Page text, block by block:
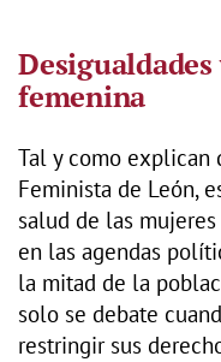
femenina
Tal y como explican
Feminista de León,
salud de las
en las agendas
la mitad de la
solo se debate
restringir sus